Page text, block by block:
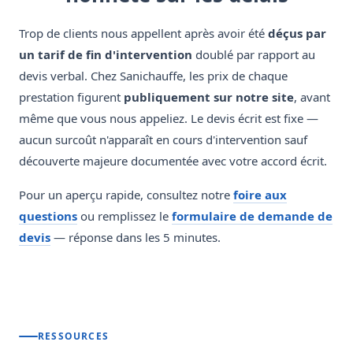
Trop de clients nous appellent après avoir été déçus par
un tarif de fin d'intervention doublé par rapport au
devis verbal. Chez Sanichauffe, les prix de chaque
prestation figurent publiquement sur notre site, avant
même que vous nous appeliez. Le devis écrit est fixe —
aucun surcoût n'apparaît en cours d'intervention sauf
découverte majeure documentée avec votre accord écrit.
Pour un aperçu rapide, consultez notre foire aux
questions ou remplissez le formulaire de demande de
devis — réponse dans les 5 minutes.
RESSOURCES